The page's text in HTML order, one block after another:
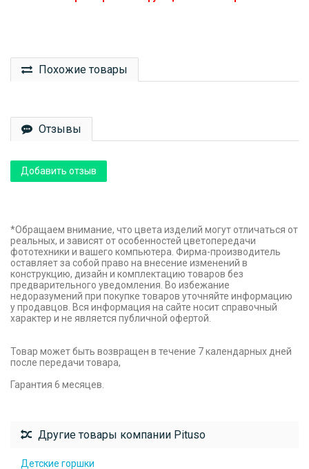
Похожие товары
Отзывы
Добавить отзыв
*Обращаем внимание, что цвета изделий могут отличаться от
реальных, и зависят от особенностей цветопередачи
фототехники и вашего компьютера. Фирма-производитель
оставляет за собой право на внесение изменений в
конструкцию, дизайн и комплектацию товаров без
предварительного уведомления. Во избежание
недоразумений при покупке товаров уточняйте информацию
у продавцов. Вся информация на сайте носит справочный
характер и не является публичной офертой.
Товар может быть возвращен в течение 7 календарных дней
после передачи товара,
Гарантия 6 месяцев.
Другие товары компании Pituso
Детские горшки